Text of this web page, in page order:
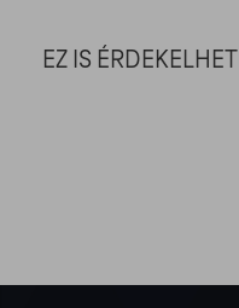
EZ IS ÉRDEKELHET